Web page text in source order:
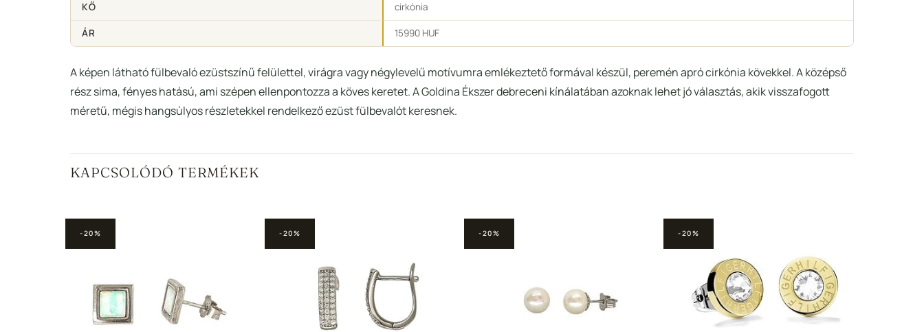
KŐ cirkónia
ÁR 15990 HUF
A képen látható fülbevaló ezüstszínű felülettel, virágra vagy négylevelű motívumra emlékeztető formával készül, peremén apró cirkónia kövekkel. A középső
rész sima, fényes hatású, ami szépen ellenpontozza a köves keretet. A Goldina Ékszer debreceni kínálatában azoknak lehet jó választás, akik visszafogott
méretű, mégis hangsúlyos részletekkel rendelkező ezüst fülbevalót keresnek.
KAPCSOLÓDÓ TERMÉKEK
-20% -20% -20% -20%